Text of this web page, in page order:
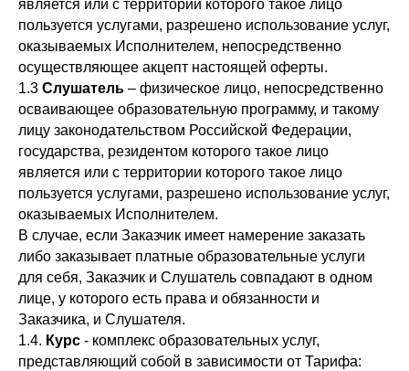
является или с территории которого такое лицо
пользуется услугами, разрешено использование услуг,
оказываемых Исполнителем, непосредственно
осуществляющее акцепт настоящей оферты.
1.3 Слушатель – физическое лицо, непосредственно
осваивающее образовательную программу, и такому
лицу законодательством Российской Федерации,
государства, резидентом которого такое лицо
является или с территории которого такое лицо
пользуется услугами, разрешено использование услуг,
оказываемых Исполнителем.
В случае, если Заказчик имеет намерение заказать
либо заказывает платные образовательные услуги
для себя, Заказчик и Слушатель совпадают в одном
лице, у которого есть права и обязанности и
Заказчика, и Слушателя.
1.4. Курс - комплекс образовательных услуг,
представляющий собой в зависимости от Тарифа: